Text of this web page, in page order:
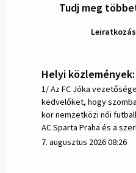
Tudj meg
Helyi közlemények:
1/ Az FC Jóka
kedvelőket, hogy
kor nemzetközi női
AC Sparta Praha és a
7. augusztus 2026 08:26